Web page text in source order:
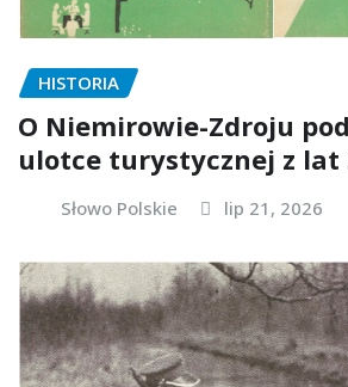
HISTORIA
O Niemirowie-Zdroju
ulotce turystycznej z lat
Słowo Polskie lip 21, 2026